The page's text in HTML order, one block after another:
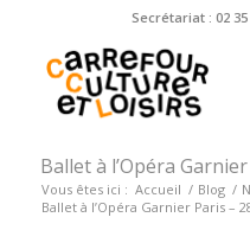
Secrétariat : 02 35
Ballet à l’Opéra
Vous êtes ici : Accueil / Blog /
Ballet à l’Opéra Garnier Paris –